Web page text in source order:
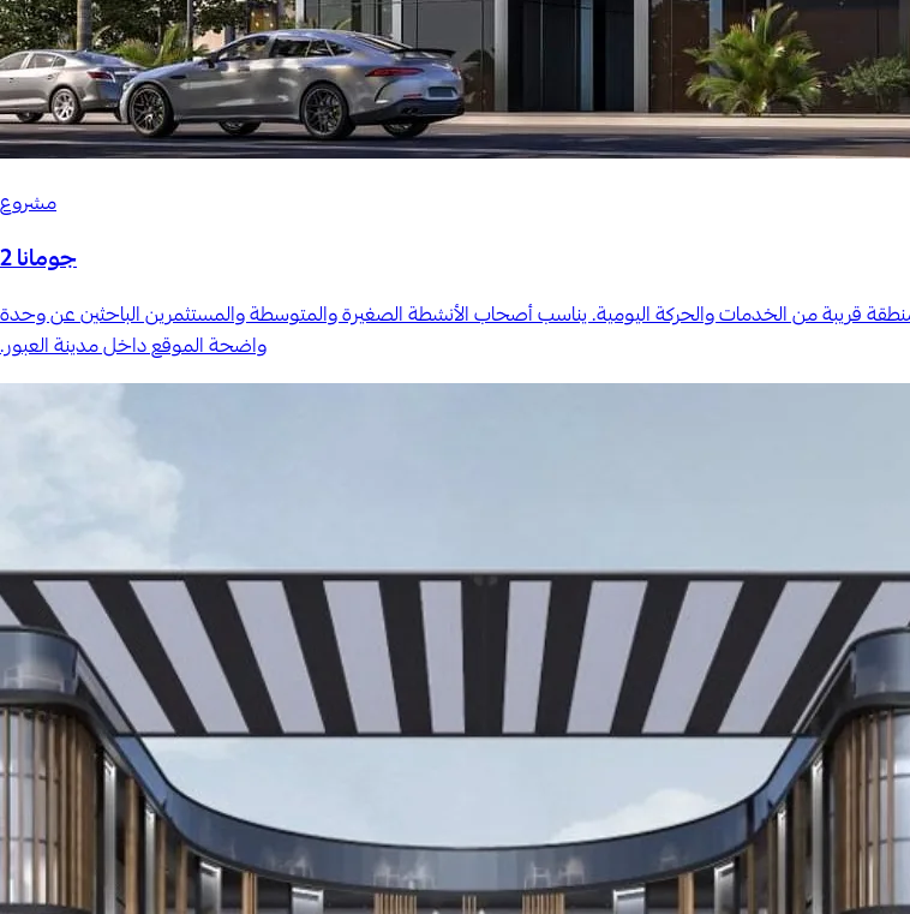
مشروع
جومانا 2
قريبة من الخدمات والحركة اليومية. يناسب أصحاب الأنشطة الصغيرة والمتوسطة والمستثمرين الباحثين عن وحدة
واضحة الموقع داخل مدينة العبور.